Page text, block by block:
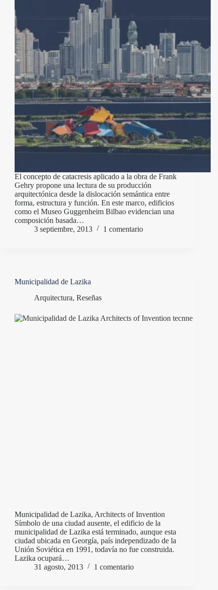
El concepto de catacresis aplicado a la obra de Frank
Gehry propone una lectura de su producción
arquitectónica desde la dislocación semántica entre
forma, estructura y función. En este marco, edificios
como el Museo Guggenheim Bilbao evidencian una
composición basada…
3 septiembre, 2013
1 comentario
Municipalidad de Lazika
Arquitectura, Reseñas
Municipalidad de Lazika, Architects of Invention
Símbolo de una ciudad ausente, el edificio de la
municipalidad de Lazika está terminado, aunque esta
ciudad ubicada en Georgía, país independizado de la
Unión Soviética en 1991, todavía no fue construida.
Lazika ocupará…
31 agosto, 2013
1 comentario